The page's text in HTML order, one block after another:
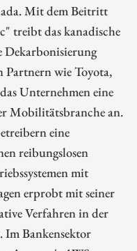
Mit dem Beitritt
treibt das kanadische
Dekarbonisierung
Partnern wie Toyota,
Unternehmen eine
Mobilitätsbranche an.
eine
reibungslosen
mit
erprobt mit seiner
Verfahren in der
Im Bankensektor